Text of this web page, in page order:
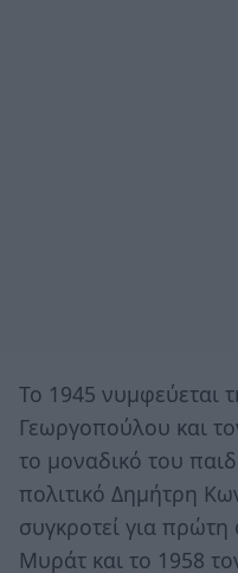
Το 1945 νυμφεύεται
Γεωργοπούλου και
το μοναδικό του
πολιτικό Δημήτρη
συγκροτεί για
Μυράτ και το 1958